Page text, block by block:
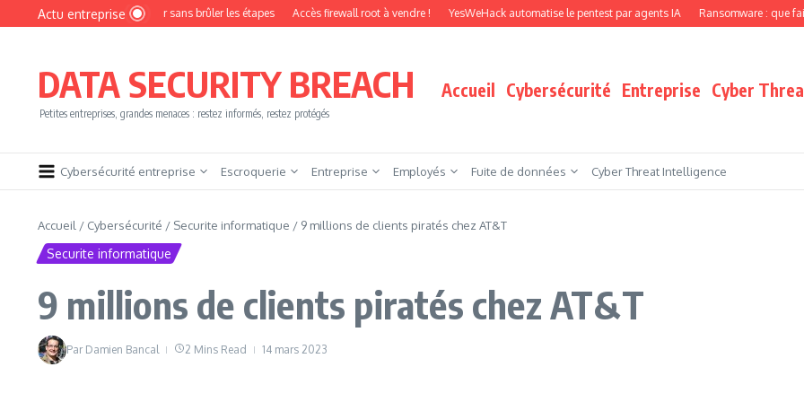
Aller au contenu
Actu entreprise
devenir pentester sans brûler les étapes Accès firewall root à vendre ! YesWeHack automatise le pentest par agents IA Ransomware : que faire
DATA SECURITY BREACH
Petites entreprises, grandes menaces : restez informés, restez protégés
Accueil Cybersécurité Entreprise Cyber
Cybersécurité entreprise Escroquerie Entreprise Employés Fuite de données Cyber Threat Intelligence
Accueil / Cybersécurité / Securite informatique / 9 millions de clients piratés chez AT&T
Securite informatique
9 millions de clients piratés chez AT&T
Par Damien Bancal 2 Mins Read 14 mars 2023